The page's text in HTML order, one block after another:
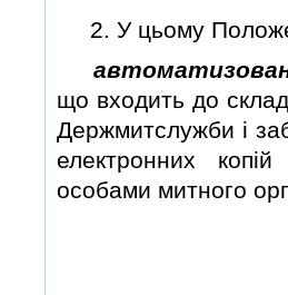
2. У цьому
що входить до
Держмитслужби i
електронних
особами митного